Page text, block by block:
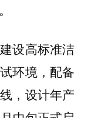
设高标准洁
环境，配备
，设计年产